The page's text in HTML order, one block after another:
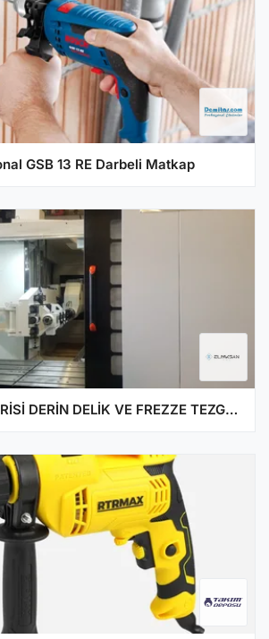
GSB 13 RE Darbeli Matkap
DHD-F-1000 SERİSİ DERİN DELİK VE FREZZE TEZGAHLARI